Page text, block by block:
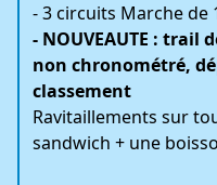
- 3 circuits Marche de
- NOUVEAUTE : trail
non chronométré,
classement
Ravitaillements sur
sandwich + une